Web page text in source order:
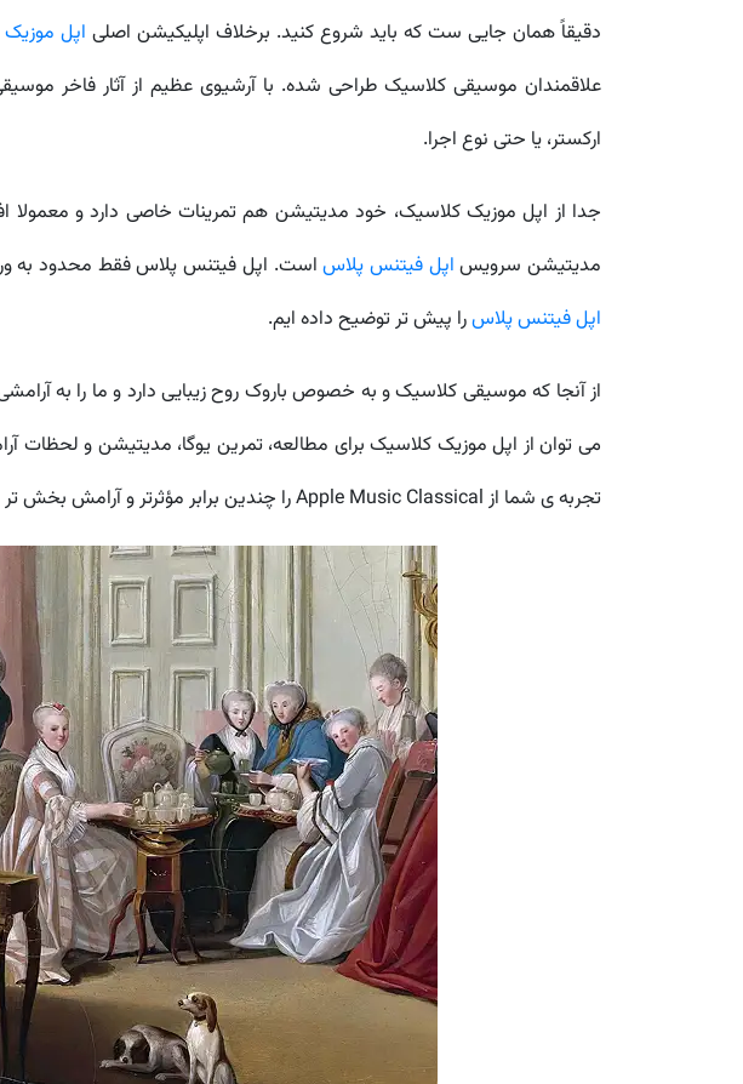
دقیقاً همان جایی ست که باید شروع کنید. برخلاف اپلیکیشن اصلی اپل موزیک
ارکستر، یا حتی نوع اجرا.
جدا از اپل موزیک کلاسیک، خود مدیتیشن هم تمرینات خاصی دارد و معمولا
مدیتیشن سرویس اپل فیتنس پلاساست. اپل فیتنس پلاس فقط محدود به
اپل فیتنس پلاسرا پیش تر توضیح داده ایم.
از آنجا که موسیقی کلاسیک و به خصوص باروک روح زیبایی دارد و ما را به
می توان از اپل موزیک کلاسیک برای مطالعه، تمرین یوگا، مدیتیشن و
تجربه ی شما از Apple Music Classical را چندین برابر مؤثرتر و آرامش بخش تر می کنند.